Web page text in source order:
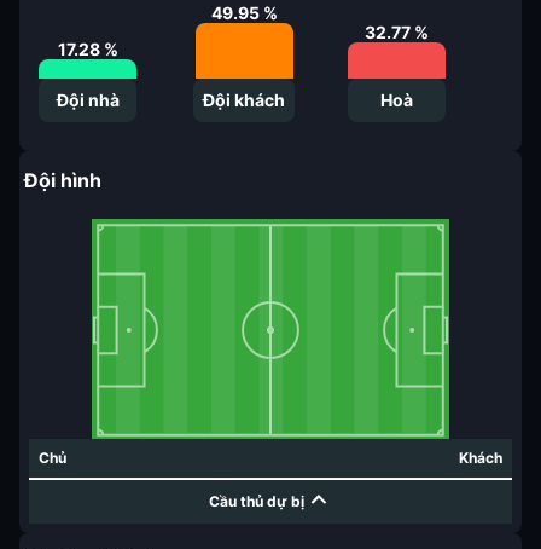
17.28%
Đội nhà
49.95%
Đội khách
32.77 %
Hoà
Đội hình
Chủ Khách
Cầu thủ dự bị